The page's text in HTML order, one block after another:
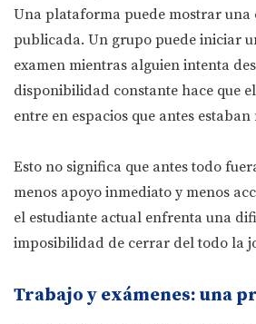
Una plataforma puede mostrar
publicada. Un grupo puede iniciar
examen mientras alguien intenta
disponibilidad constante hace que
entre en espacios que antes estaban
Esto no significa que antes todo
menos apoyo inmediato y menos
el estudiante actual enfrenta una
imposibilidad de cerrar del todo la
Trabajo y exámenes: una